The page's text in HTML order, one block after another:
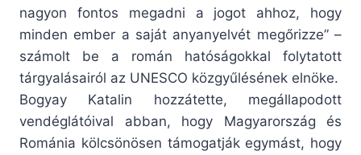
nagyon fontos megadni a jogot ahhoz, hogy
minden ember a saját anyanyelvét megőrizze” –
számolt be a román hatóságokkal folytatott
tárgyalásairól az UNESCO közgyűlésének elnöke.
Bogyay Katalin hozzátette, megállapodott
vendéglátóival abban, hogy Magyarország és
Románia kölcsönösen támogatják egymást, hogy